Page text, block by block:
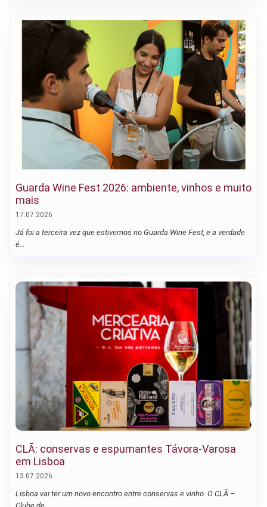
Guarda Wine Fest 2026: ambiente, vinhos e muito
mais
17.07.2026
Já foi a terceira vez que estivemos no Guarda Wine Fest, e a verdade
é…
CLÃ: conservas e espumantes Távora-Varosa
em Lisboa
13.07.2026
Lisboa vai ter um novo encontro entre conservas e vinho. O CLÃ –